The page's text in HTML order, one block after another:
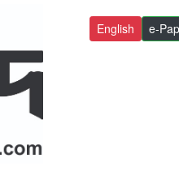
e-
English